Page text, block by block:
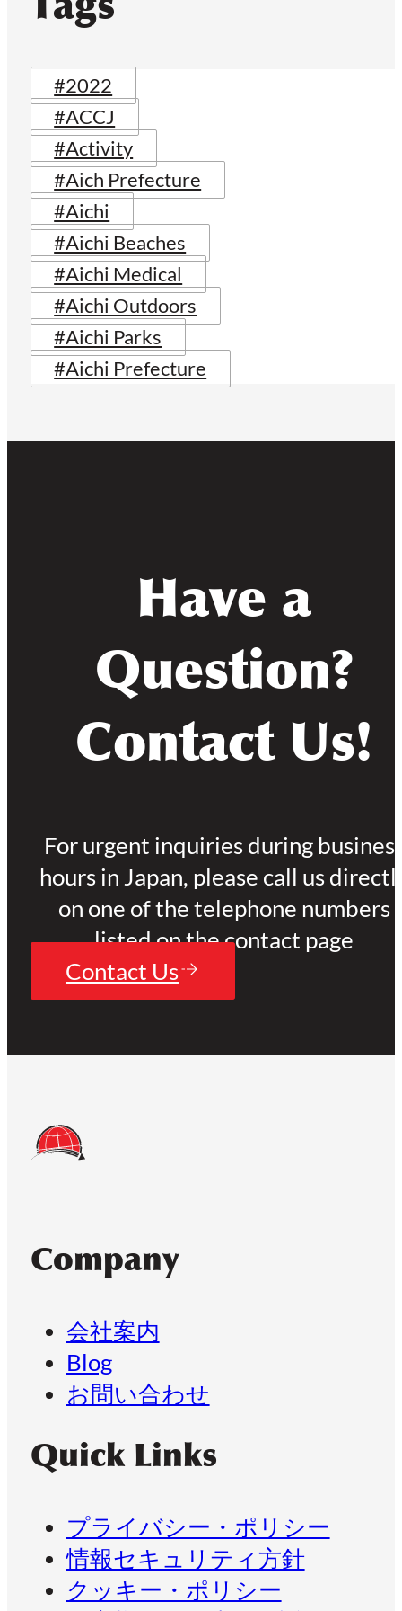
#2022
#ACCJ
#Activity
#Aich Prefecture
#Aichi
#Aichi Beaches
#Aichi Medical
#Aichi Outdoors
#Aichi Parks
#Aichi Prefecture
Have a
Question?
Contact Us!
For urgent inquiries during
hours in Japan, please call us
on one of the telephone numbers
listed on the contact page
Contact Us
Company
会社案内
Blog
お問い合わせ
Quick Links
プライバシー・ポリシー
情報セキュリティ方針
クッキー・ポリシー